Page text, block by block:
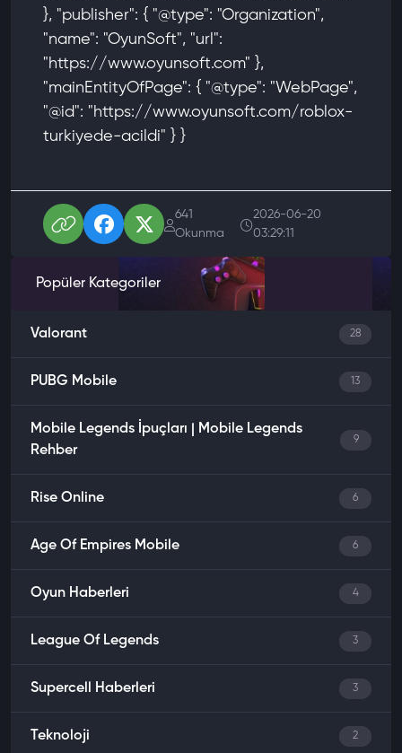
}, "publisher": { "@type": "Organization",
"name": "OyunSoft", "url":
"https://www.oyunsoft.com" },
"mainEntityOfPage": { "@type": "WebPage",
"@id": "https://www.oyunsoft.com/roblox-
turkiyede-acildi" } }
641
Okunma
2026-06-20
03:29:11
Popüler Kategoriler
Valorant 28
PUBG Mobile 13
Mobile Legends İpuçları | Mobile Legends
Rehber
9
Rise Online 6
Age Of Empires Mobile 6
Oyun Haberleri 4
League Of Legends 3
Supercell Haberleri 3
Teknoloji 2